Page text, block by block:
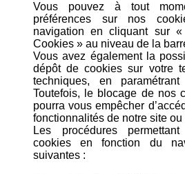
Vous pouvez à tout
préférences sur nos
navigation en cliquant sur «
Cookies » au niveau de la
Vous avez également la
dépôt de cookies sur votre
techniques, en
Toutefois, le blocage de nos
pourra vous empêcher
fonctionnalités de notre site
Les procédures
cookies en fonction du
suivantes :